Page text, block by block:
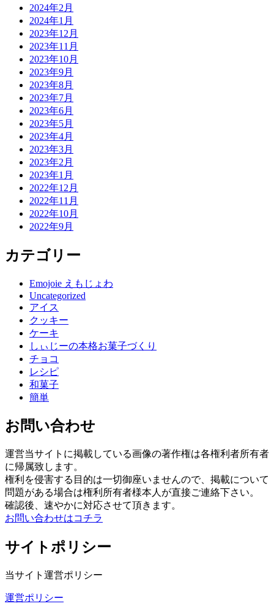
2024年2月
2024年1月
2023年12月
2023年11月
2023年10月
2023年9月
2023年8月
2023年7月
2023年6月
2023年5月
2023年4月
2023年3月
2023年2月
2023年1月
2022年12月
2022年11月
2022年10月
2022年9月
カテゴリー
Emojoie えもじょわ
Uncategorized
アイス
クッキー
ケーキ
しぃじーの本格お菓子づくり
チョコ
レシピ
和菓子
簡単
お問い合わせ
運営当サイトに掲載している画像の著作権は各権利者所有者
に帰属致します。
権利を侵害する目的は一切御座いませんので、掲載について
問題がある場合は権利所有者様本人が直接ご連絡下さい。
確認後、速やかに対応させて頂きます。
お問い合わせはコチラ
サイトポリシー
当サイト運営ポリシー
運営ポリシー